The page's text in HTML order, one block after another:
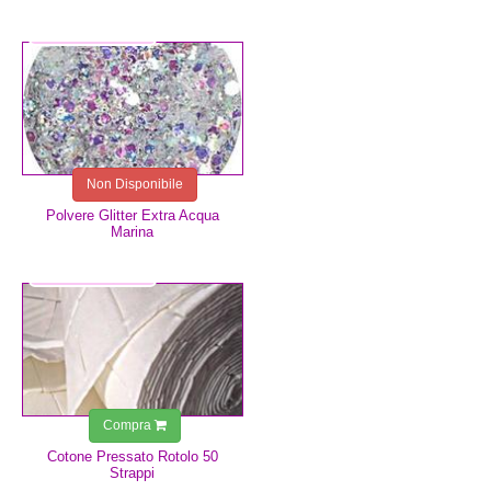
Polvere Glitter Extra Acqua
Marina
Non Disponibile
Cotone Pressato Rotolo 50
Strappi
Compra